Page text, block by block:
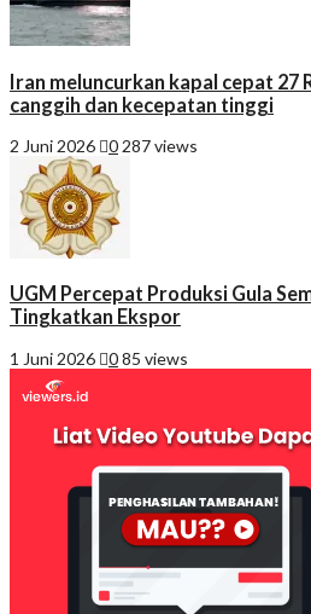
Iran meluncurkan kapal cepat 27
canggih dan kecepatan tinggi
2 Juni 2026 0 287 views
UGM Percepat Produksi Gula
Tingkatkan Ekspor
1 Juni 2026 085 views